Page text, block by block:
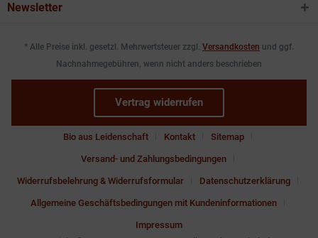
Newsletter
* Alle Preise inkl. gesetzl. Mehrwertsteuer zzgl. Versandkosten und ggf.
Nachnahmegebühren, wenn nicht anders beschrieben
Vertrag widerrufen
Bio aus Leidenschaft Kontakt Sitemap
Versand- und Zahlungsbedingungen
Widerrufsbelehrung & Widerrufsformular Datenschutzerklärung
Allgemeine Geschäftsbedingungen mit Kundeninformationen
Impressum